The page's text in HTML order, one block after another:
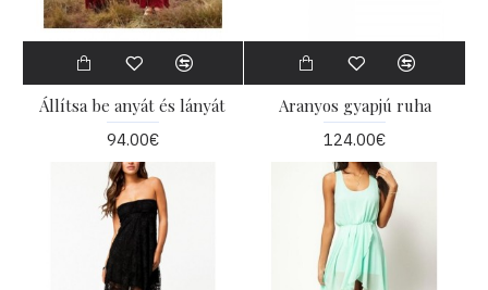
Állítsa be anyát és lányát
94.00€
Aranyos gyapjú ruha
124.00€